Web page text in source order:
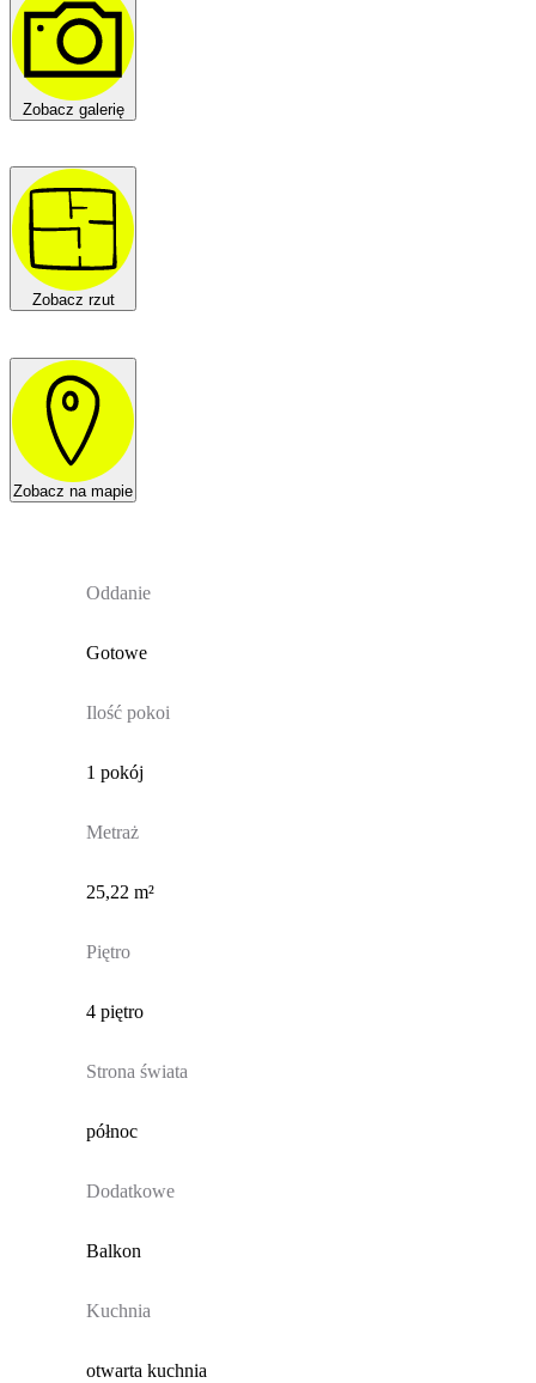
Zobacz galerię
Zobacz rzut
Zobacz na mapie
Oddanie
Gotowe
Ilość pokoi
1 pokój
Metraż
25,22 m²
Piętro
4 piętro
Strona świata
północ
Dodatkowe
Balkon
Kuchnia
otwarta kuchnia